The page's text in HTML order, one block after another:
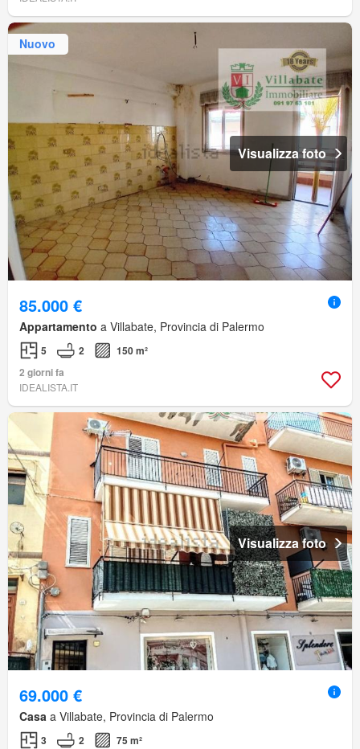
Nuovo
Visualizza foto
85.000 €
Appartamento a Villabate, Provincia di Palermo
5 2
150 m²
2 giorni fa
IDEALISTA.IT
Visualizza foto
69.000 €
Casa a Villabate, Provincia di Palermo
3 2
75 m²